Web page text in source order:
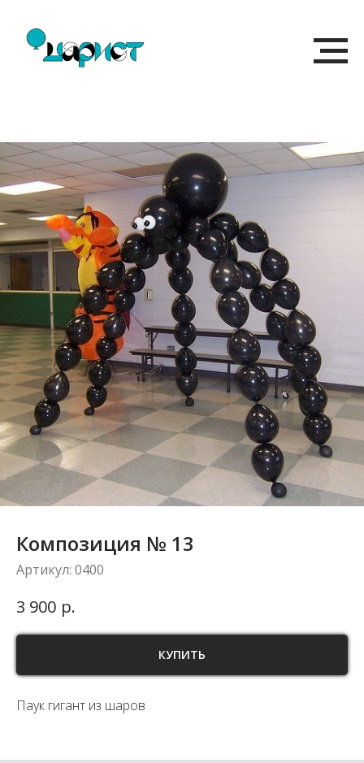
Композиция № 13
Артикул: 0400
3 900 р.
КУПИТЬ
Паук гигант из шаров